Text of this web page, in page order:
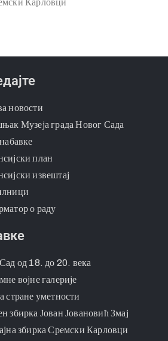
Карловци
новости
Музеја града Новог Сада
план
извештај
о раду
од 18. до 20. века
војне галерије
стране уметности
збирка Јован Јовановић Змај
збирка Сремски Карловци